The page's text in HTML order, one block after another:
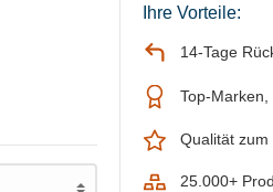
Ihre Vorteile:
14-Tage
Top-Marken,
Qualität
25.000+